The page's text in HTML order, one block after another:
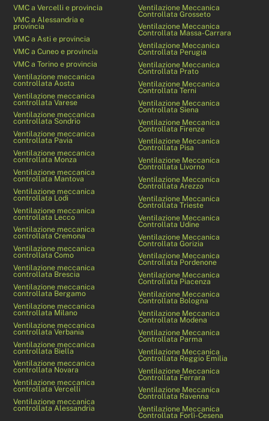
VMC a Vercelli e provincia
VMC a Alessandria e
provincia
VMC a Asti e provincia
VMC a Cuneo e provincia
VMC a Torino e provincia
Ventilazione meccanica
controllata Aosta
Ventilazione meccanica
controllata Varese
Ventilazione meccanica
controllata Sondrio
Ventilazione meccanica
controllata Pavia
Ventilazione meccanica
controllata Monza
Ventilazione meccanica
controllata Mantova
Ventilazione meccanica
controllata Lodi
Ventilazione meccanica
controllata Lecco
Ventilazione meccanica
controllata Cremona
Ventilazione meccanica
controllata Como
Ventilazione meccanica
controllata Brescia
Ventilazione meccanica
controllata Bergamo
Ventilazione meccanica
controllata Milano
Ventilazione meccanica
controllata Verbania
Ventilazione meccanica
controllata Biella
Ventilazione meccanica
controllata Novara
Ventilazione meccanica
controllata Vercelli
Ventilazione meccanica
controllata Alessandria
Ventilazione Meccanica
Controllata Grosseto
Ventilazione Meccanica
Controllata Massa-Carrara
Ventilazione Meccanica
Controllata Perugia
Ventilazione Meccanica
Controllata Prato
Ventilazione Meccanica
Controllata Terni
Ventilazione Meccanica
Controllata Siena
Ventilazione Meccanica
Controllata Firenze
Ventilazione Meccanica
Controllata Pisa
Ventilazione Meccanica
Controllata Livorno
Ventilazione Meccanica
Controllata Arezzo
Ventilazione Meccanica
Controllata Trieste
Ventilazione Meccanica
Controllata Udine
Ventilazione Meccanica
Controllata Gorizia
Ventilazione Meccanica
Controllata Pordenone
Ventilazione Meccanica
Controllata Piacenza
Ventilazione Meccanica
Controllata Bologna
Ventilazione Meccanica
Controllata Modena
Ventilazione Meccanica
Controllata Parma
Ventilazione Meccanica
Controllata Reggio Emilia
Ventilazione Meccanica
Controllata Ferrara
Ventilazione Meccanica
Controllata Ravenna
Ventilazione Meccanica
Controllata Forlì-Cesena